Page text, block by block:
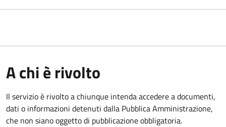
A chi è rivolto
Il servizio è rivolto a chiunque intenda accedere a documenti,
dati o informazioni detenuti dalla Pubblica Amministrazione,
che non siano oggetto di pubblicazione obbligatoria.